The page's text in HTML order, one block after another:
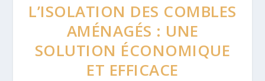
L’ISOLATION DES COMBLES
AMÉNAGÉS : UNE
SOLUTION ÉCONOMIQUE
ET EFFICACE